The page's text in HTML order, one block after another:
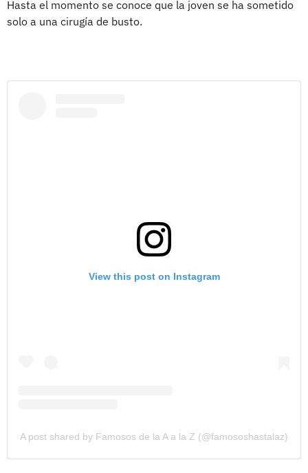
Hasta el momento se conoce que la joven se ha sometido
solo a una cirugía de busto.
View this post on Instagram
A post shared by Famosos de la A a la Z (@famososhastalaz)